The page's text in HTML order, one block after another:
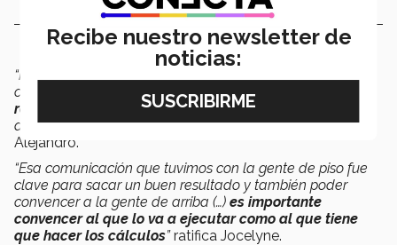
“Nuestro proyecto era eliminar el cartón porque a fin de
cuentas es un desechable, solo tiene un uso.
retornable le estamos pronosticando de 3 a 5 años,
dando vuelta entre el proveedor y la planta”,expone
Alejandro.
“Esa comunicación que tuvimos con la gente de piso fue
clave para sacar un buen resultado y también poder
convencer a la gente de arriba (…) es importante
convencer al que lo va a ejecutar como al que tiene
que hacer los cálculos”ratifica Jocelyne.
Recibe nuestro newsletter de
noticias: